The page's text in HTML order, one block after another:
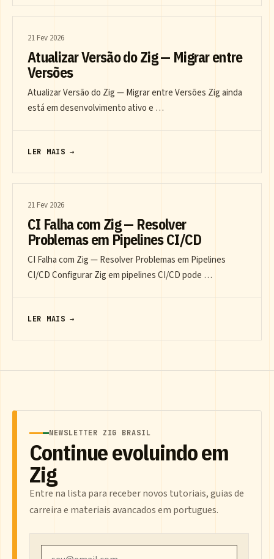
21 Fev 2026
Atualizar Versão do Zig — Migrar entre
Versões
Atualizar Versão do Zig — Migrar entre Versões Zig ainda
está em desenvolvimento ativo e …
LER MAIS →
21 Fev 2026
CI Falha com Zig — Resolver
Problemas em Pipelines CI/CD
CI Falha com Zig — Resolver Problemas em Pipelines
CI/CD Configurar Zig em pipelines CI/CD pode …
LER MAIS →
NEWSLETTER ZIG BRASIL
Continue evoluindo em
Zig
Entre na lista para receber novos tutoriais, guias de
carreira e materiais avancados em portugues.